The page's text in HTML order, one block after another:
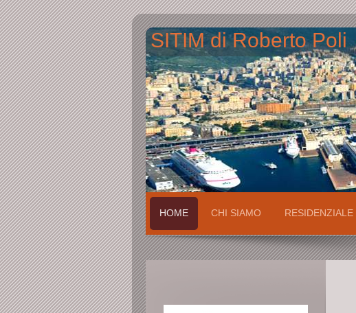
SITIM di Roberto Poli
HOME CHI SIAMO RESIDENZIALE